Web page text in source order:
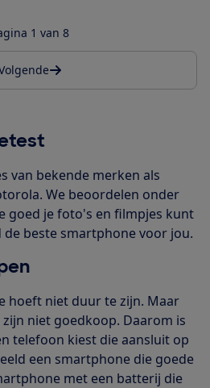
1 van 8
van bekende merken als
We beoordelen onder
goed je foto's en filmpjes kunt
de beste smartphone voor jou.
hoeft niet duur te zijn. Maar
niet goedkoop. Daarom is
telefoon kiest die aansluit op
een smartphone die goede
met een batterij die